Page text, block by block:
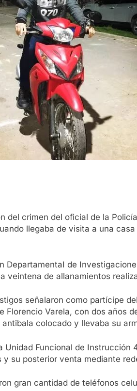
crimen del oficial de la
llegaba de visita a una
de
veintena de allanamientos
señalaron como partícipe
Florencio Varela, con dos años
colocado y llevaba su
Funcional de
su posterior venta mediante
gran cantidad de teléfonos